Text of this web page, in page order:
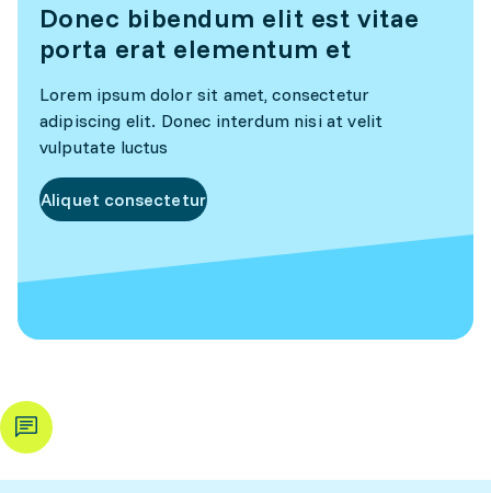
Donec bibendum elit est vitae
porta erat elementum et
Lorem ipsum dolor sit amet, consectetur
adipiscing elit. Donec interdum nisi at velit
vulputate luctus
Aliquet consectetur